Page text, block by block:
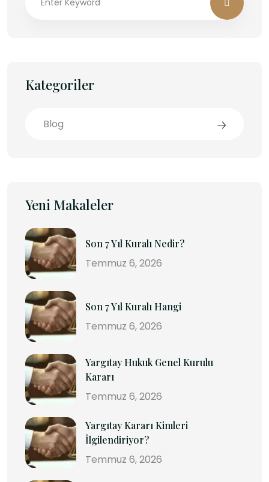
Kategoriler
Blog
Yeni Makaleler
Son 7 Yıl Kuralı Nedir?
Temmuz 6, 2026
Son 7 Yıl Kuralı Hangi
Temmuz 6, 2026
Yargıtay Hukuk Genel Kurulu
Kararı
Temmuz 6, 2026
Yargıtay Kararı Kimleri
İlgilendiriyor?
Temmuz 6, 2026